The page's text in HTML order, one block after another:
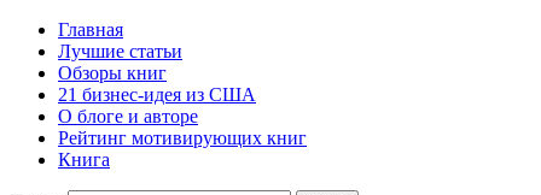
Главная
Лучшие статьи
Обзоры книг
21 бизнес-идея из США
О блоге и авторе
Рейтинг мотивирующих книг
Книга